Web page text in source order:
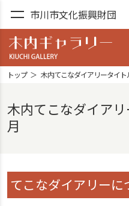
市川市文化振興財団
トップ 木内てこなダイアリータイト
木内てこなダイア
月
てこなダイアリーに